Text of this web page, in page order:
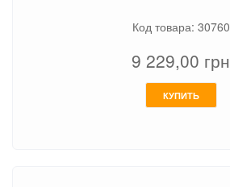
Код товара: 30760
9 229,00 грн
КУПИТЬ